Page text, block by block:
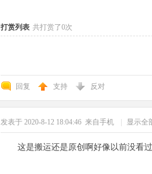
打赏列表 共打赏了0次
回复 支持 反对
发表于 2020-8-12 18:04:46 来自手机 显示全
这是搬运还是原创啊好像以前没看过